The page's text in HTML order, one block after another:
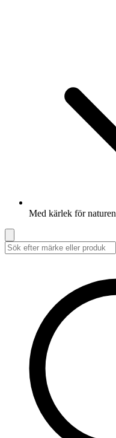
Med kärlek för naturen